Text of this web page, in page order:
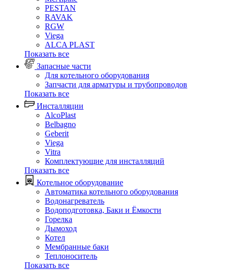
PESTAN
RAVAK
RGW
Viega
АLCA PLAST
Показать все
Запасные части
Для котельного оборудования
Запчасти для арматуры и трубопроводов
Показать все
Инсталляции
AlcoPlast
Belbagno
Geberit
Viega
Vitra
Комплектующие для инсталляций
Показать все
Котельное оборудование
Автоматика котельного оборудования
Водонагреватель
Водоподготовка, Баки и Ёмкости
Горелка
Дымоход
Котел
Мембранные баки
Теплоноситель
Показать все